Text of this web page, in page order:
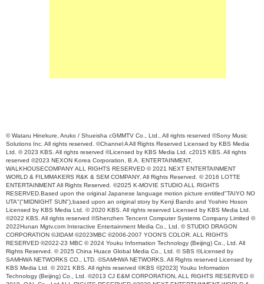
© Wataru Hinekure, Aruko / Shueisha cGMMTV Co., Ltd., All rights reserved ©Sony Music
Solutions Inc. All rights reserved. ©Channel A All Rights Reserved Licensed by KBS Media
Ltd. © 2023 KBS. All rights reserved ©Licensed by KBS Media Ltd. c2015 KBS. All rights
reserved ©2023 NEXON Korea Corporation, B.A. ENTERTAINMENT,
WALKHOUSECOMPANY ALL RIGHTS RESERVED © 2021 NEXT ENTERTAINMENT
WORLD & FILMMAKERS R&K & SEM COMPANY. All Rights Reserved. © 2016 LOTTE
ENTERTAINMENT All Rights Reserved. ©2025 K-MOVIE STUDIO ALL RIGHTS
RESERVED.Based upon the original Japanese language motion picture entitled"TAIYO NO
UTA"("MIDNIGHT SUN"),based upon an original story by Kenji Bando and Yoshiro Hoson
Licensed by KBS Media Ltd. © 2020 KBS. All rights reserved Licensed by KBS Media Ltd.
©2022 KBS. All rights reserved ©Shenzhen Tencent Computer Systems Company Limited ©
2022Hunan Mgtv.com Interactive Entertainment Media Co., Ltd. © STUDIO DRAGON
CORPORATION ©JIDAM ©2023MBC ©2006-2007 YOON'S COLOR. ALL RIGHTS
RESERVED ©2022-23 MBC © 2024 Youku Information Technology (Beijing) Co., Ltd. All
Rights Reserved. © 2025 China Huace Global Media Co., Ltd. © SBS ©Licensed by
SAMHWA NETWORKS CO., LTD. ©SAMHWA NETWORKS. All Rights reserved Licensed by
KBS Media Ltd. © 2021 KBS. All rights reserved ©KBS ©[2023] Youku Information
Technology (Beijing) Co., Ltd. ©2013 CJ E&M CORPORATION, ALL RIGHTS RESERVED ©